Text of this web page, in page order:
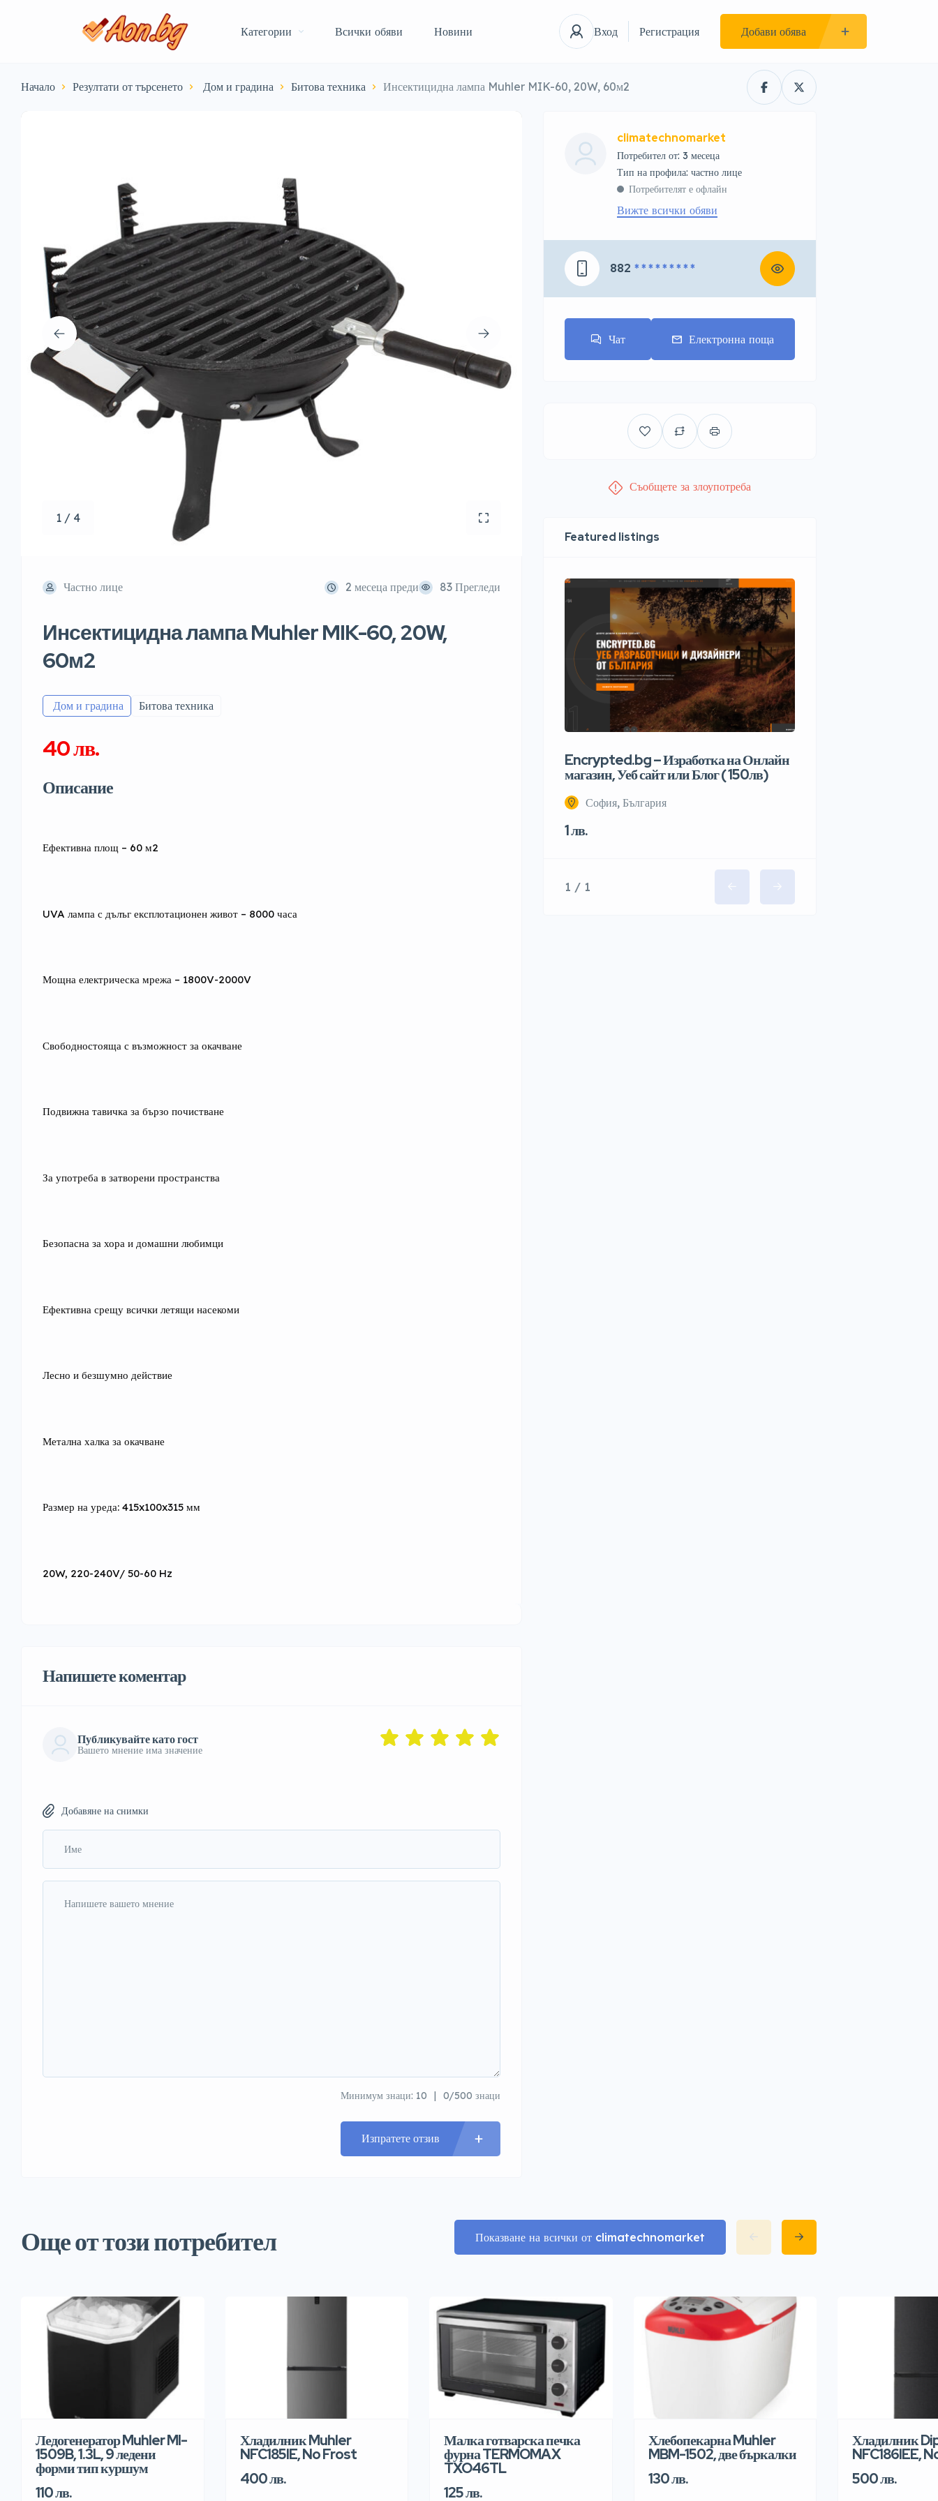
Категории Всички обяви Новини Вход Регистрация Добави обява
Начало Резултати от търсенето ️ Дом и градина Битова техника Инсектицидна лампа Muhler MIK-60, 20W, 60м2
1 / 4
Частно лице 2 месеца преди 83 Прегледи
Инсектицидна лампа Muhler MIK-60, 20W,
60м2
️ Дом и градина Битова техника
40 лв.
Описание
Ефективна площ – 60 м2
UVA лампа с дълъг експлотационен живот – 8000 часа
Мощна електрическа мрежа – 1800V-2000V
Свободностояща с възможност за окачване
Подвижна тавичка за бързо почистване
За употреба в затворени пространства
Безопасна за хора и домашни любимци
Ефективна срещу всички летящи насекоми
Лесно и безшумно действие
Метална халка за окачване
Размер на уреда: 415x100x315 мм
20W, 220-240V/ 50-60 Hz
Напишете коментар
Публикувайте като гост
Вашето мнение има значение
Добавяне на снимки
Минимум знаци: 10 0/500 знаци
Изпратете отзив
climatechnomarket
Потребител от: 3 месеца
тип на профила: частно лице
Потребителят е офлайн
Вижте всички обяви
882 * * * * * * * * *
Чат Електронна поща
Съобщете за злоупотреба
Featured listings
Encrypted.bg – Изработка на Онлайн
магазин, Уеб сайт или Блог ( 150лв)
София, България
1 лв.
1 / 1
Още от този потребител Показване на всички от climatechnomarket
Ледогенератор Muhler MI-
1509B, 1.3L, 9 ледени
форми тип куршум
110 лв.
Хладилник Muhler
NFC185IE, No Frost
400 лв.
Малка готварска печка
фурна TERMOMAX
TXO46TL
125 лв.
Хлебопекарна Muhler
MBM-1502, две бъркалки
130 лв.
Хладилник
NFC186IEE,
500 лв.